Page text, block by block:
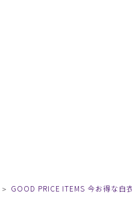
GOOD PRICE ITEMS 今お得な白